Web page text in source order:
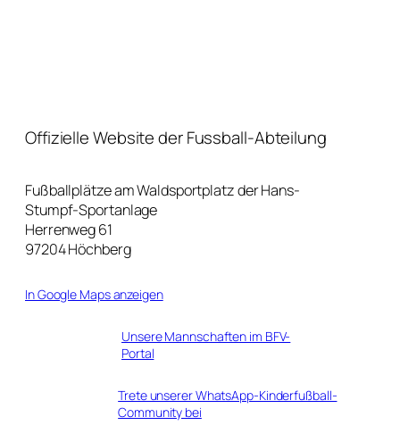
Offizielle Website der Fussball-Abteilung
Fußballplätze am Waldsportplatz der Hans-
Stumpf-Sportanlage
Herrenweg 61
97204 Höchberg
In Google Maps anzeigen
Unsere Mannschaften im BFV-
Portal
Trete unserer WhatsApp-Kinderfußball-
Community bei